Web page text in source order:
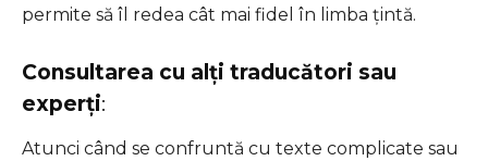
permite să îl redea cât mai fidel în limba țintă.
Consultarea cu alți traducători sau
experți:
Atunci când se confruntă cu texte complicate sau